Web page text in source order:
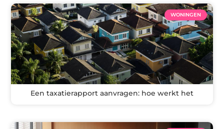
WONINGEN
Een taxatierapport aanvragen: hoe werkt het